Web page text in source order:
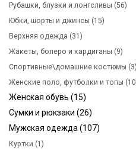
Рубашки, блузки и лонгсливы (56)
Юбки, шорты и джинсы (15)
Верхняя одежда (31)
Жакеты, болеро и кардиганы (9)
Спортивные\домашние костюмы (3)
Женские поло, футболки и топы
Женская обувь (15)
Сумки и рюкзаки (26)
Мужская одежда (107)
Куртки (1)